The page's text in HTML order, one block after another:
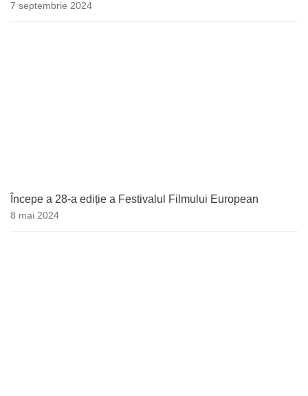
7 septembrie 2024
Începe a 28-a ediție a Festivalul Filmului European
8 mai 2024